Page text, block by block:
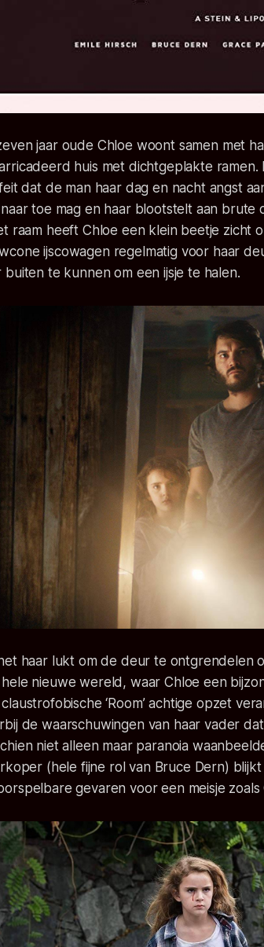
jaar oude Chloe woont samen met
huis met dichtgeplakte
dat de man haar dag en nacht angst
toe mag en haar blootstelt aan
raam heeft Chloe een klein beetje zicht
ijscowagen regelmatig voor haar
buiten te kunnen om een ijsje te halen.
haar lukt om de deur te ontgrendelen
nieuwe wereld, waar Chloe een
‘Room’ achtige opzet
de waarschuwingen van haar vader
niet alleen maar paranoia
(hele fijne rol van Bruce Dern)
gevaren voor een meisje zoals